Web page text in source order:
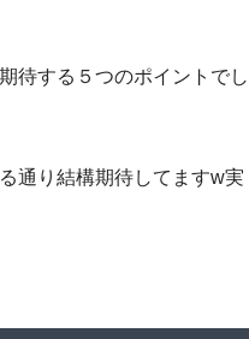
待する５つのポイントでし
通り結構期待してますw実